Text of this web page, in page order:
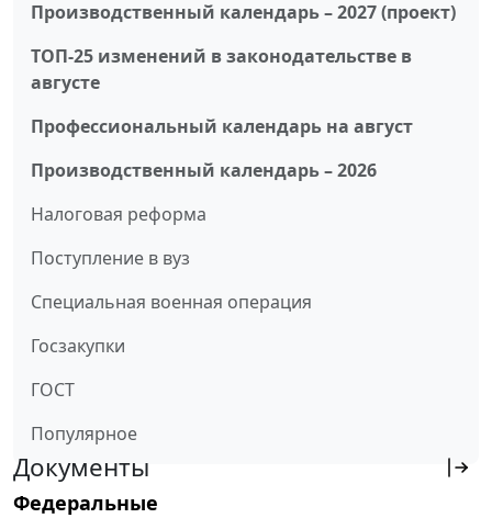
Производственный календарь – 2027 (проект)
ТОП-25 изменений в законодательстве в
августе
Профессиональный календарь на август
Производственный календарь – 2026
Налоговая реформа
Поступление в вуз
Специальная военная операция
Госзакупки
ГОСТ
Популярное
Документы
Федеральные